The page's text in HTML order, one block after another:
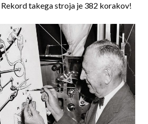
Rekord takega stroja je 382 korakov!